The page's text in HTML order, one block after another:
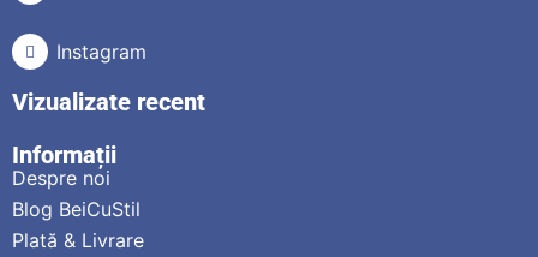
Instagram
Vizualizate recent
Informații
Despre noi
Blog BeiCuStil
Plată & Livrare